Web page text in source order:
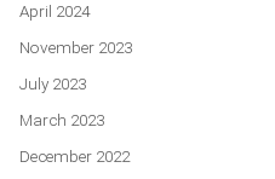
April 2024
November 2023
July 2023
March 2023
December 2022